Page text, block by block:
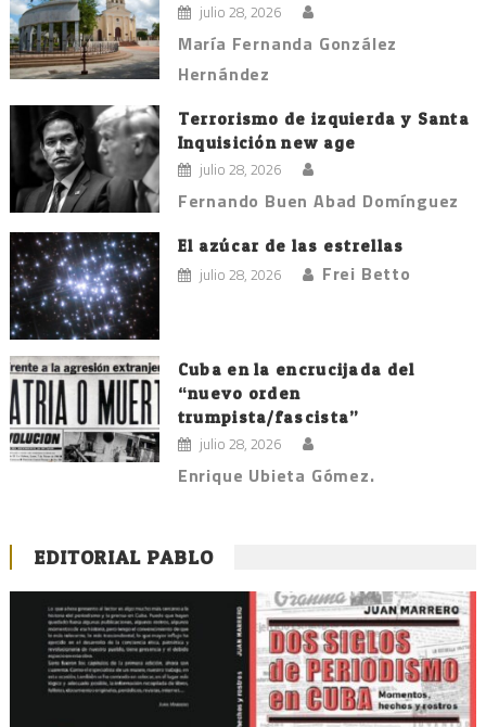
julio 28, 2026
María Fernanda González
Hernández
Terrorismo de izquierda y Santa
Inquisición new age
julio 28, 2026
Fernando Buen Abad Domínguez
El azúcar de las estrellas
julio 28, 2026 Frei Betto
Cuba en la encrucijada del
“nuevo orden
trumpista/fascista”
julio 28, 2026
Enrique Ubieta Gómez.
EDITORIAL PABLO